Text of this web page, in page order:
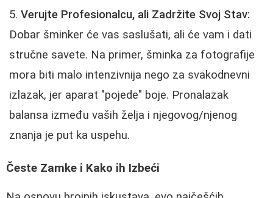
Verujte Profesionalcu, ali Zadržite Svoj Stav:
Dobar šminker će vas saslušati, ali će vam i dati
stručne savete. Na primer, šminka za fotografije
mora biti malo intenzivnija nego za svakodnevni
izlazak, jer aparat "pojede" boje. Pronalazak
balansa između vaših želja i njegovog/njenog
znanja je put ka uspehu.
Česte Zamke i Kako ih Izbeći